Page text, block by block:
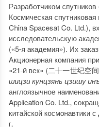
Разработчиком
Космическая
China Spacesat Co. Ltd.),
исследовательскую
(«5-я академия»). Их
Акционерная компания
«21-й век» (二十一世纪空
шицзи кунцзянь цзишу
англоязычное
Application Co. Ltd.,
китайской космонавтики
г.